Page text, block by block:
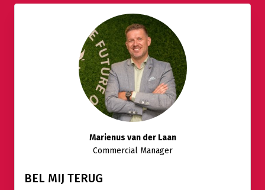
Marienus van der Laan
Commercial Manager
BEL MIJ TERUG